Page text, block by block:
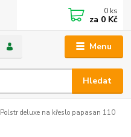
Menu
Hledat
0 ks
za 0 Kč
Polstr deluxe na křeslo papasan 110